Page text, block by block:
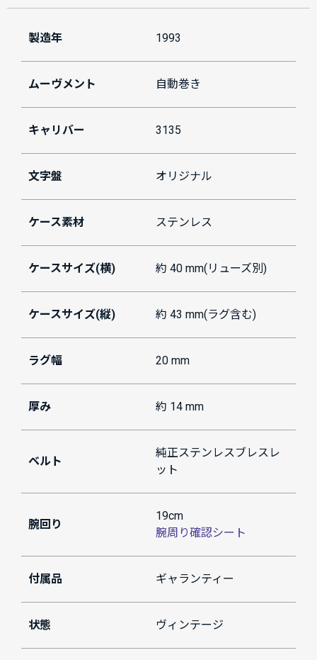
製造年 1993
ムーヴメント 自動巻き
キャリバー 3135
文字盤 オリジナル
ケース素材 ステンレス
ケースサイズ(横) 約 40 mm(リューズ別)
ケースサイズ(縦) 約 43 mm(ラグ含む)
ラグ幅 20 mm
厚み 約 14 mm
ベルト
純正ステンレスブレスレ
ット
腕回り
19cm
腕周り確認シート
付属品 ギャランティー
状態 ヴィンテージ